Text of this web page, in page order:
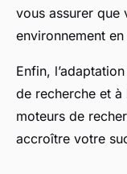
vous assurer
environnement
Enfin,
de recherche et à
moteurs de
accroître votre